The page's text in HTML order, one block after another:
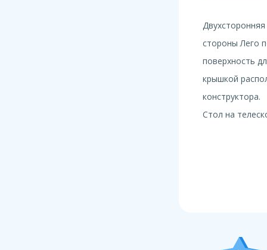
стороны Лего
поверхность
крышкой
конструктора.
Стол на